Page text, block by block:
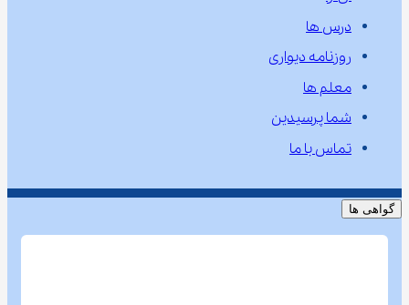
درس ها
روزنامه دیواری
معلم ها
شما پرسیدین
تماس با ما
گواهی ها